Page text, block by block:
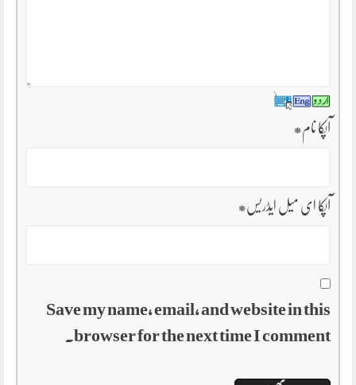
آپکا نام*
آپکا ای میل ایڈریس*
Save my name, email, and website in this
browser for the next time I comment.